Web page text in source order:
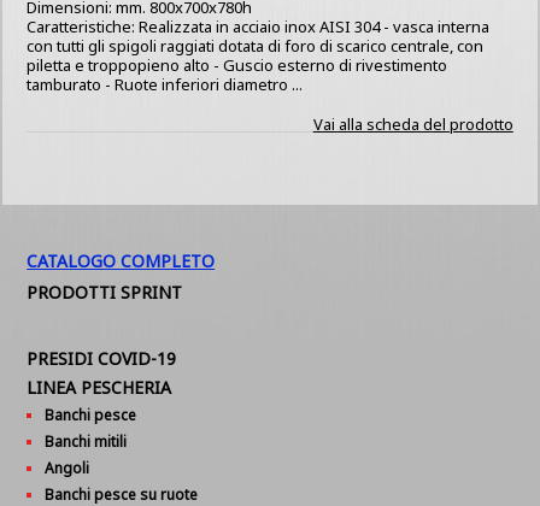
Dimensioni: mm. 800x700x780h
Caratteristiche: Realizzata in acciaio inox AISI 304 - vasca interna
con tutti gli spigoli raggiati dotata di foro di scarico centrale, con
piletta e troppopieno alto - Guscio esterno di rivestimento
tamburato - Ruote inferiori diametro ...
Vai alla scheda del prodotto
CATALOGO COMPLETO
PRODOTTI SPRINT
PRESIDI COVID-19
LINEA PESCHERIA
Banchi pesce
Banchi mitili
Angoli
Banchi pesce su ruote